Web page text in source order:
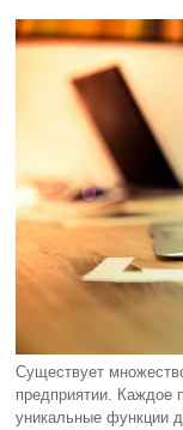
Существует
предприятии. Каждое
уникальные функции